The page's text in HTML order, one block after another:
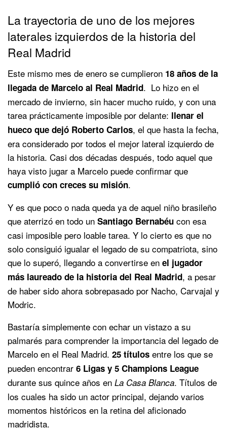
La trayectoria de uno de los mejores
laterales izquierdos de la historia del
Real Madrid
Este mismo mes de enero se cumplieron 18 años de la
llegada de Marcelo al Real Madrid. Lo hizo en el
mercado de invierno, sin hacer mucho ruido, y con una
tarea prácticamente imposible por delante: llenar el
hueco que dejó Roberto Carlos, el que hasta la fecha,
era considerado por todos el mejor lateral izquierdo de
la historia. Casi dos décadas después, todo aquel que
haya visto jugar a Marcelo puede confirmar que
cumplió con creces su misión.
Y es que poco o nada queda ya de aquel niño brasileño
que aterrizó en todo un Santiago Bernabéu con esa
casi imposible pero loable tarea. Y lo cierto es que no
solo consiguió igualar el legado de su compatriota, sino
que lo superó, llegando a convertirse en el jugador
más laureado de la historia del Real Madrid, a pesar
de haber sido ahora sobrepasado por Nacho, Carvajal y
Modric.
Bastaría simplemente con echar un vistazo a su
palmarés para comprender la importancia del legado de
Marcelo en el Real Madrid. 25 títulos entre los que se
pueden encontrar 6 Ligas y 5 Champions League
durante sus quince años en La Casa Blanca. Títulos de
los cuales ha sido un actor principal, dejando varios
momentos históricos en la retina del aficionado
madridista.